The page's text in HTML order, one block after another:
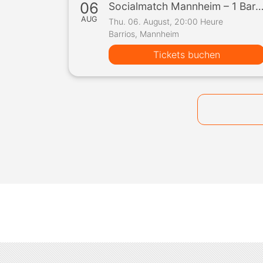
06
AUG
Socialmatch Mannheim – 1 Bar, 10
Thu. 06. August, 20:00 Heure
Barrios, Mannheim
Tickets buchen